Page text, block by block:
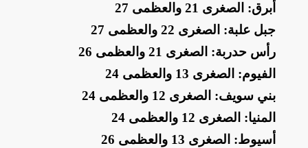
أبرق: الصغرى 21 والعظمى 27
جبل علبة: الصغرى 22 والعظمى 27
رأس حدربة: الصغرى 21 والعظمى 26
الفيوم: الصغرى 13 والعظمى 24
بني سويف: الصغرى 12 والعظمى 24
المنيا: الصغرى 12 والعظمى 24
أسيوط: الصغرى 13 والعظمى 26